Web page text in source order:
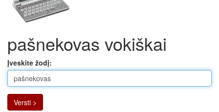
pašnekovas vokiškai
Įveskite žodį:
Versti >